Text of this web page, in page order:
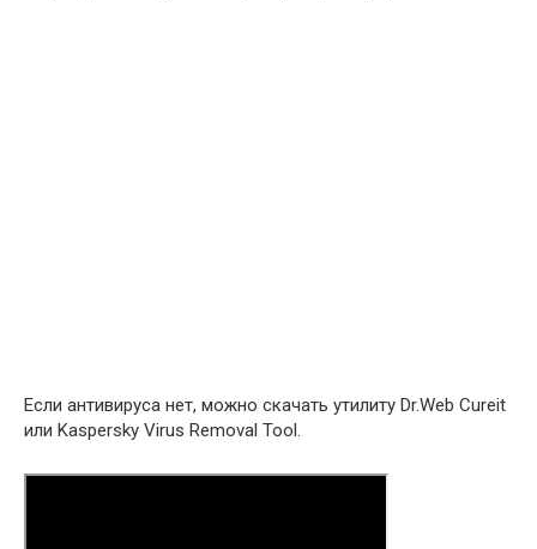
Если антивируса нет, можно скачать утилиту Dr.Web Cureit
или Kaspersky Virus Removal Tool.